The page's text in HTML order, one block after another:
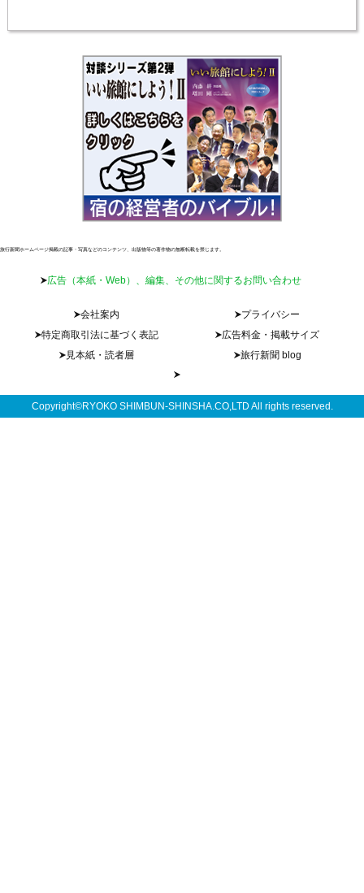
旅行新聞ホームページ掲載の記事・写真などのコンテンツ、出版物等の著作物の無断転載を禁じます。
広告（本紙・Web）、編集、その他に関するお問い合わせ
会社案内
プライバシー
特定商取引法に基づく表記
広告料金・掲載サイズ
見本紙・読者層
旅行新聞 blog
Copyright©RYOKO SHIMBUN-SHINSHA.CO,LTD All rights reserved.